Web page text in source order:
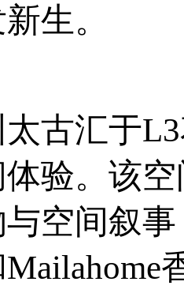
生。
古汇于
验。该
空间叙